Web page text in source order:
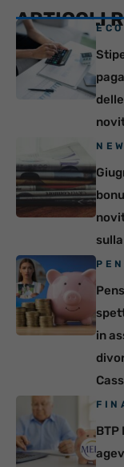
ARTICOLI
in
BTP